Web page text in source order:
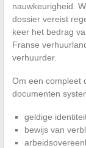
nauwkeurigheid.
dossier vereist
keer het bedrag
Franse
verhuurder.
Om een compleet
documenten
geldige
bewijs van